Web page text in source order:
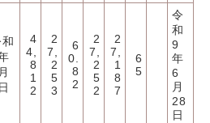
4
4,
8
1
2
2
7,
2
5
3
6
0.
8
2
2
7,
2
5
2
2
7,
1
8
7
6
5
令
和
9
年
6
月
28
日